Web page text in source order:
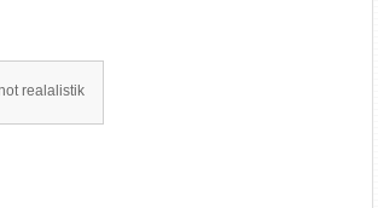
realalistik